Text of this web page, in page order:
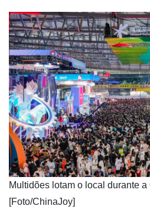
​Multidões lotam o local durante
[Foto/ChinaJoy]